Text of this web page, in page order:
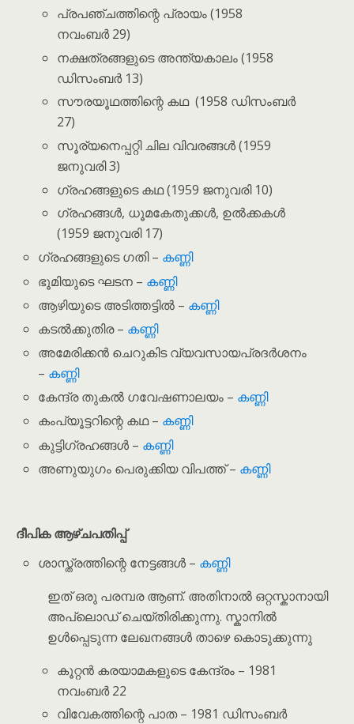
പ്രപഞ്ചത്തിന്റെ പ്രായം (1958
നവംബർ 29)
നക്ഷത്രങ്ങളുടെ അന്ത്യകാലം (1958
ഡിസംബർ 13)
സൗരയൂഥത്തിന്റെ കഥ (1958 ഡിസംബർ
27)
സൂര്യനെപ്പറ്റി ചില വിവരങ്ങൾ (1959
ജനുവരി 3)
ഗ്രഹങ്ങളുടെ കഥ (1959 ജനുവരി 10)
ഗ്രഹങ്ങൾ, ധൂമകേതുക്കൾ, ഉൽക്കകൾ
(1959 ജനുവരി 17)
ഗ്രഹങ്ങളുടെ ഗതി – കണ്ണി
ഭൂമിയുടെ ഘടന – കണ്ണി
ആഴിയുടെ അടിത്തട്ടിൽ – കണ്ണി
കടൽക്കുതിര – കണ്ണി
അമേരിക്കൻ ചെറുകിട വ്യവസായപ്രദർശനം
– കണ്ണി
കേന്ദ്ര തുകൽ ഗവേഷണാലയം – കണ്ണി
കം‌പ്യൂട്ടറിന്റെ കഥ – കണ്ണി
കുട്ടിഗ്രഹങ്ങൾ – കണ്ണി
അണുയുഗം പെരുക്കിയ വിപത്ത് – കണ്ണി
ദീപിക ആഴ്ചപതിപ്പ്
ശാസ്ത്രത്തിന്റെ നേട്ടങ്ങൾ – കണ്ണി
ഇത് ഒരു പരമ്പര ആണ്. അതിനാൽ ഒറ്റസ്കാനായി
അപ്‌ലൊഡ് ചെയ്തിരിക്കുന്നു. സ്കാനിൽ
ഉൾപ്പെടുന്ന ലേഖനങ്ങൾ താഴെ കൊടുക്കുന്നു
കൂറ്റൻ കരയാമകളുടെ കേന്ദ്രം – 1981
നവംബർ 22
വിവേകത്തിന്റെ പാത – 1981 ഡിസംബർ